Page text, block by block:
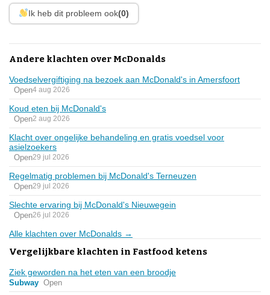
Ik heb dit probleem ook(0)
Andere klachten over McDonalds
Voedselvergiftiging na bezoek aan McDonald's in Amersfoort
Open4 aug 2026
Koud eten bij McDonald's
Open2 aug 2026
Klacht over ongelijke behandeling en gratis voedsel voor
asielzoekers
Open29 jul 2026
Regelmatig problemen bij McDonald's Terneuzen
Open29 jul 2026
Slechte ervaring bij McDonald's Nieuwegein
Open26 jul 2026
Alle klachten over McDonalds →
Vergelijkbare klachten in Fastfood ketens
Ziek geworden na het eten van een broodje
Subway Open